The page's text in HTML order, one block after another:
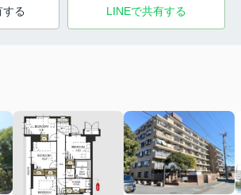
する LINEで共有する